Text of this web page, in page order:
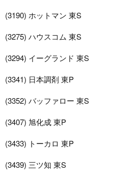
(3190) ホットマン 東S
(3275) ハウスコム 東S
(3294) イーグランド 東S
(3341) 日本調剤 東P
(3352) バッファロー 東S
(3407) 旭化成 東P
(3433) トーカロ 東P
(3439) 三ツ知 東S